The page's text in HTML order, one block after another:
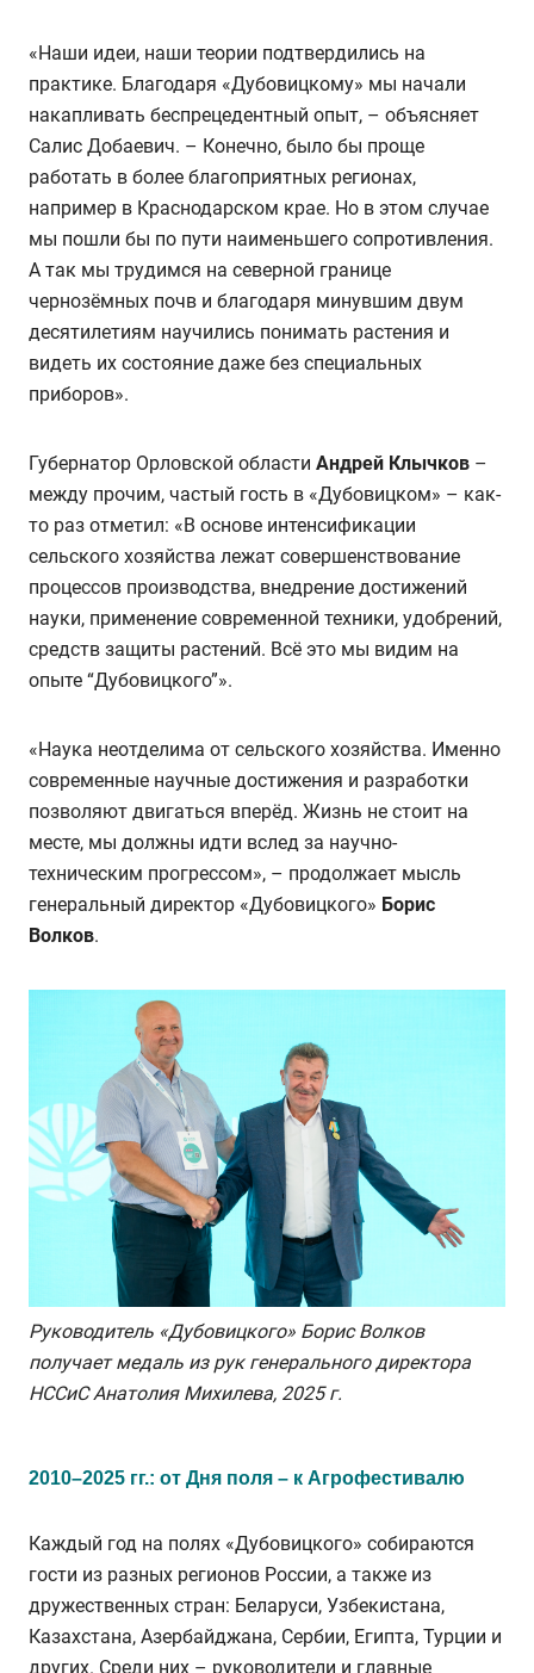
«Наши идеи, наши теории подтвердились на
практике. Благодаря «Дубовицкому» мы начали
накапливать беспрецедентный опыт, – объясняет
Салис Добаевич. – Конечно, было бы проще
работать в более благоприятных регионах,
например в Краснодарском крае. Но в этом случае
мы пошли бы по пути наименьшего сопротивления.
А так мы трудимся на северной границе
чернозёмных почв и благодаря минувшим двум
десятилетиям научились понимать растения и
видеть их состояние даже без специальных
приборов».
Губернатор Орловской области Андрей Клычков –
между прочим, частый гость в «Дубовицком» – как-
то раз отметил: «В основе интенсификации
сельского хозяйства лежат совершенствование
процессов производства, внедрение достижений
науки, применение современной техники, удобрений,
средств защиты растений. Всё это мы видим на
опыте “Дубовицкого”».
«Наука неотделима от сельского хозяйства. Именно
современные научные достижения и разработки
позволяют двигаться вперёд. Жизнь не стоит на
месте, мы должны идти вслед за научно-
техническим прогрессом», – продолжает мысль
генеральный директор «Дубовицкого» Борис
Волков.
Руководитель «Дубовицкого» Борис Волков
получает медаль из рук генерального директора
НССиС Анатолия Михилева, 2025 г.
2010–2025 гг.: от Дня поля – к Агрофестивалю
Каждый год на полях «Дубовицкого» собираются
гости из разных регионов России, а также из
дружественных стран: Беларуси, Узбекистана,
Казахстана, Азербайджана, Сербии, Египта, Турции и
других. Среди них – руководители и главные